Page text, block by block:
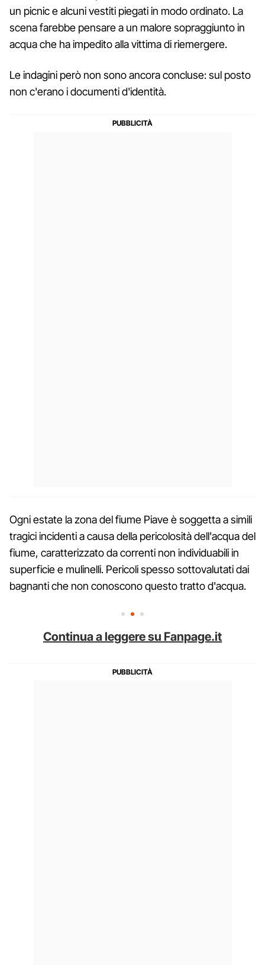
un picnic e alcuni vestiti piegati in modo ordinato. La
scena farebbe pensare a un malore sopraggiunto in
acqua che ha impedito alla vittima di riemergere.
Le indagini però non sono ancora concluse: sul posto
non c'erano i documenti d'identità.
Ogni estate la zona del fiume Piave è soggetta a simili
tragici incidenti a causa della pericolosità dell'acqua del
fiume, caratterizzato da correnti non individuabili in
superficie e mulinelli. Pericoli spesso sottovalutati dai
bagnanti che non conoscono questo tratto d'acqua.
Continua a leggere su Fanpage.it